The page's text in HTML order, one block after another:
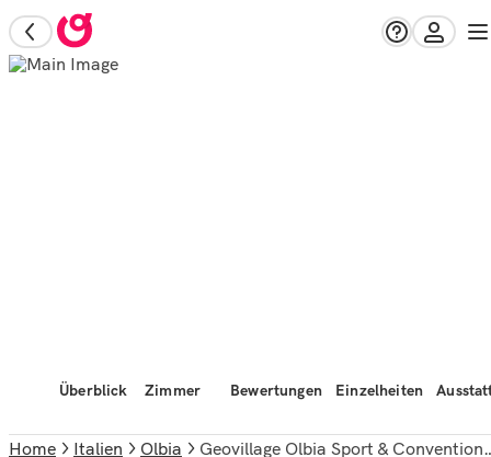
Überblick Zimmer Bewertungen Einzelheiten
Home Italien Olbia Geovillage Olbia Sport & Convention Resort